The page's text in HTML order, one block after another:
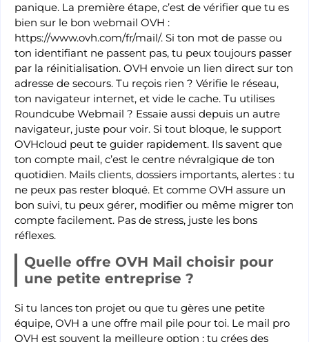
panique. La première étape, c’est de vérifier que tu es
bien sur le bon webmail OVH :
https://www.ovh.com/fr/mail/. Si ton mot de passe ou
ton identifiant ne passent pas, tu peux toujours passer
par la réinitialisation. OVH envoie un lien direct sur ton
adresse de secours. Tu reçois rien ? Vérifie le réseau,
ton navigateur internet, et vide le cache. Tu utilises
Roundcube Webmail ? Essaie aussi depuis un autre
navigateur, juste pour voir. Si tout bloque, le support
OVHcloud peut te guider rapidement. Ils savent que
ton compte mail, c’est le centre névralgique de ton
quotidien. Mails clients, dossiers importants, alertes : tu
ne peux pas rester bloqué. Et comme OVH assure un
bon suivi, tu peux gérer, modifier ou même migrer ton
compte facilement. Pas de stress, juste les bons
réflexes.
Quelle offre OVH Mail choisir pour
une petite entreprise ?
Si tu lances ton projet ou que tu gères une petite
équipe, OVH a une offre mail pile pour toi. Le mail pro
OVH est souvent la meilleure option : tu crées des